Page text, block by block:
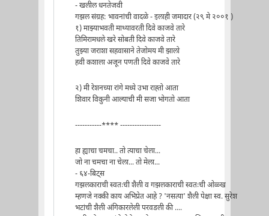
- खलील धनतेजवी
गझल संग्रह: भावनांची वादळे - इलाही जमादार (२९ मे २००१ )
१) माझ्याभवती माथ्यावरती दिवे काजवे तारे
तिमिरामधले खरे सोबती दिवे काजवे तारे
तुझ्या जराशा सहवासाने तेजोमय मी झालो
हवी कशाला अजून पणती दिवे काजवे तारे
२) मी रेशनच्या रांगे मध्ये उभा राह्तो आता
शिवार विकुनी आल्याची मी सजा भोगतो आता
-----------**** -----------------
हा ह्याचा चमचा.. तो त्याचा चेला...
जो ना चमचा ना चेला... तो मेला...
- ६४-बिट्स
गझलकाराची स्वतःची शैली व गझलकाराची स्वतःची ओळ्ख
म्हणजे नक्की काय अभिप्रेत आहे ? 'नसत्या' शैली पेक्षा स्व. सुरेश
भटांची शैली अंगिकारलेली परवडली की ....